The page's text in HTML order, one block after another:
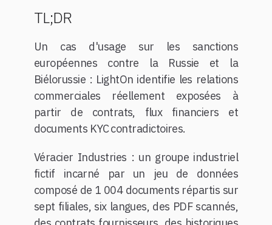
TL;DR
Un cas d'usage sur les sanctions
européennes contre la Russie et la
Biélorussie : LightOn identifie les relations
commerciales réellement exposées à
partir de contrats, flux financiers et
documents KYC contradictoires.
Véracier Industries : un groupe industriel
fictif incarné par un jeu de données
composé de 1 004 documents répartis sur
sept filiales, six langues, des PDF scannés,